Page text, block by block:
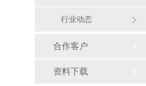
行业动态
合作客户
资料下载